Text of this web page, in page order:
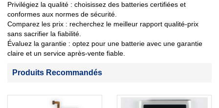
Privilégiez la qualité : choisissez des batteries certifiées et
conformes aux normes de sécurité.
Comparez les prix : recherchez le meilleur rapport qualité-prix
sans sacrifier la fiabilité.
Évaluez la garantie : optez pour une batterie avec une garantie
claire et un service après-vente fiable.
Produits Recommandés